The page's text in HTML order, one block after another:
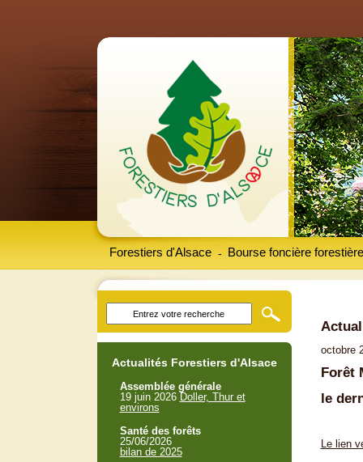
Forestiers d'Alsace Bourse foncière forestière
-
octobre
Forêt
le
Le lien
Actualités Forestiers d'Alsace
Assemblée générale
19 juin 2026 Doller, Thur et
environs
Santé des forêts
25/06/2026
bilan de 2025